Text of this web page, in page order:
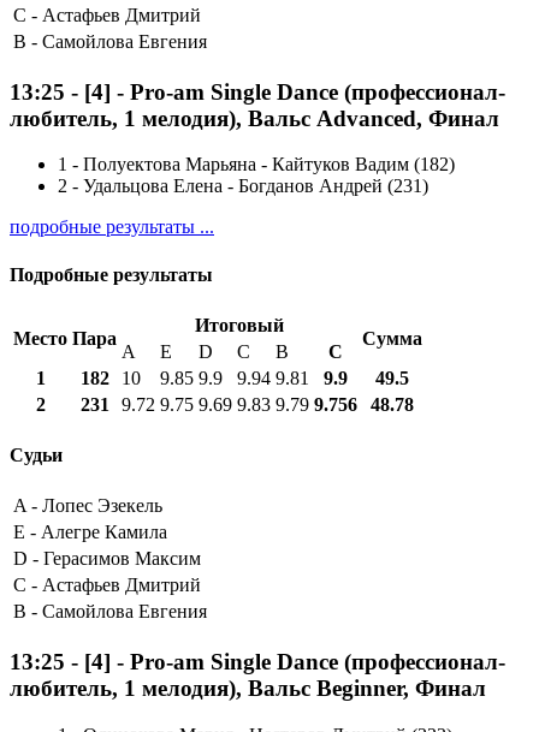
C - Астафьев Дмитрий
B - Самойлова Евгения
13:25 - [4] - Pro-am Single Dance (профессионал-
любитель, 1 мелодия), Вальс Advanced, Финал
1 - Полуектова Марьяна - Кайтуков Вадим (182)
2 - Удальцова Елена - Богданов Андрей (231)
подробные результаты ...
Подробные результаты
Место Пара
Итоговый
Сумма
A E D C B
С
1
182 10 9.85 9.9 9.94 9.81 9.9
49.5
2
231 9.72 9.75 9.69 9.83 9.79 9.756 48.78
Судьи
A - Лопес Эзекель
E - Алегре Камила
D - Герасимов Максим
C - Астафьев Дмитрий
B - Самойлова Евгения
13:25 - [4] - Pro-am Single Dance (профессионал-
любитель, 1 мелодия), Вальс Beginner, Финал